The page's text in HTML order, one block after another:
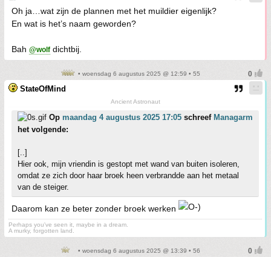
Oh ja…wat zijn de plannen met het muildier eigenlijk?
En wat is het’s naam geworden?
Bah @wolf dichtbij.
• woensdag 6 augustus 2025 @ 12:59 • 55
StateOfMind
Ancient Astronaut
Op maandag 4 augustus 2025 17:05 schreef Managarm
het volgende:
[..]
Hier ook, mijn vriendin is gestopt met wand van buiten isoleren,
omdat ze zich door haar broek heen verbrandde aan het metaal
van de steiger.
Daarom kan ze beter zonder broek werken
Perhaps you've seen it, maybe in a dream.
A murky, forgotten land.
• woensdag 6 augustus 2025 @ 13:39 • 56